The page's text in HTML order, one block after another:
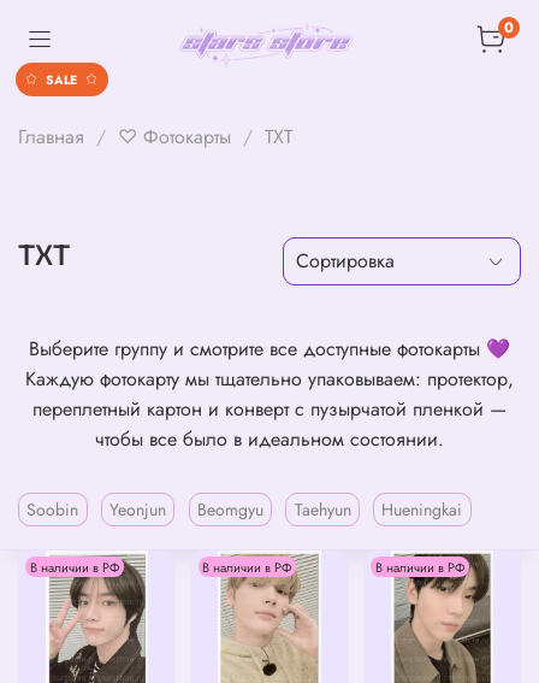
0
Главная ♡ Фотокарты TXT
TXT
Выберите группу и смотрите все доступные фотокарты 💜
Каждую фотокарту мы тщательно упаковываем: протектор,
переплетный картон и конверт с пузырчатой пленкой —
чтобы все было в идеальном состоянии.
Soobin Yeonjun Beomgyu Taehyun Hueningkai
В наличии в РФ В наличии в РФ В наличии в РФ